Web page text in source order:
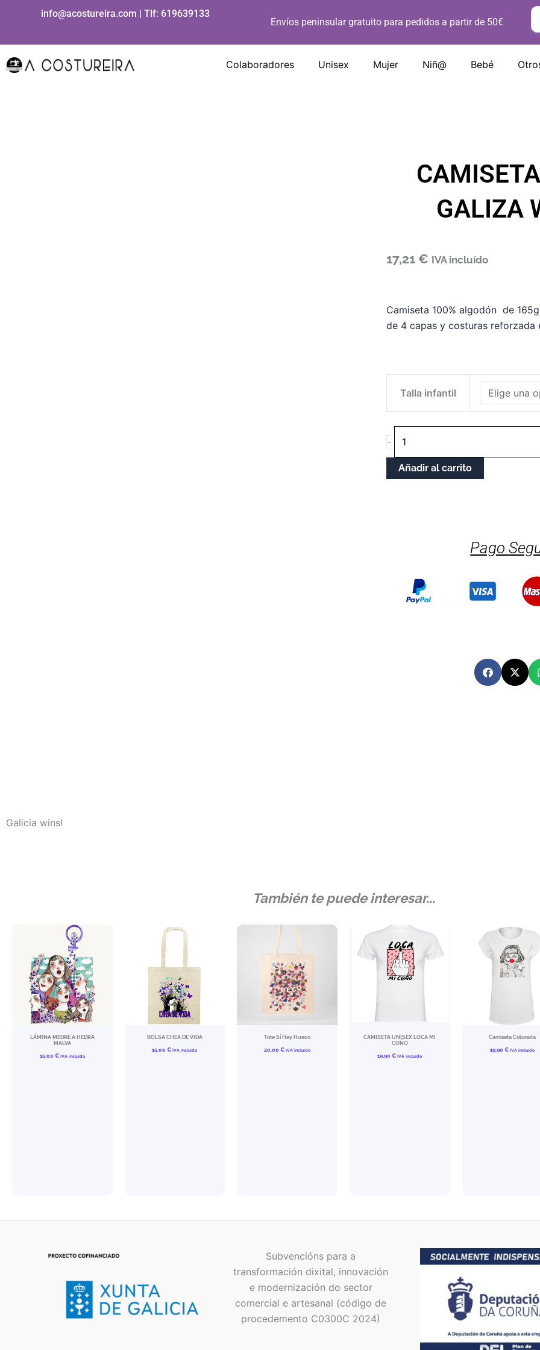
info@acostureira.com | Tlf: 619639133
Envíos peninsular gratuito para pedidos a partir de 50€
Colaboradores Unisex Mujer Niñ@ Bebé
GALIZA
17,21 € IVA incluído
Camiseta 100% algodón de
de 4 capas y costuras reforzada
Talla infantil
-
NIÑ@
GALIZA
WINS
cantidade
Añadir al carrito
Pago
Galicia wins!
También te puede interesar...
LÁMINA MEDRE A HEDRA
MALVA
15,00 € IVA incluído
BOLSA CHEA DE VIDA
15,00€ IVA incluído
Tote Sí Hay Hueco
20,00€ IVA incluído
CAMISETA UNISEX LOCA MI
COÑO
19,90€ IVA incluído
Camiseta Colorada
19,90 € IVA incluído
Subvencións para a
transformación dixital, innovación
e modernización do sector
comercial e artesanal (código de
procedemento C0300C 2024)